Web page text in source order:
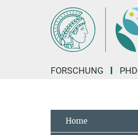
FORSCHUNG
Home